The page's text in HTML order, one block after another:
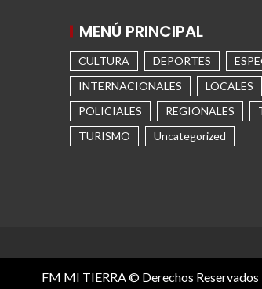
MENÚ PRINCIPAL
CULTURA DEPORTES
INTERNACIONALES
LOCALES
POLICIALES
REGIONALES
TURISMO
Uncategorized
FM MI TIERRA © Derechos Reservados